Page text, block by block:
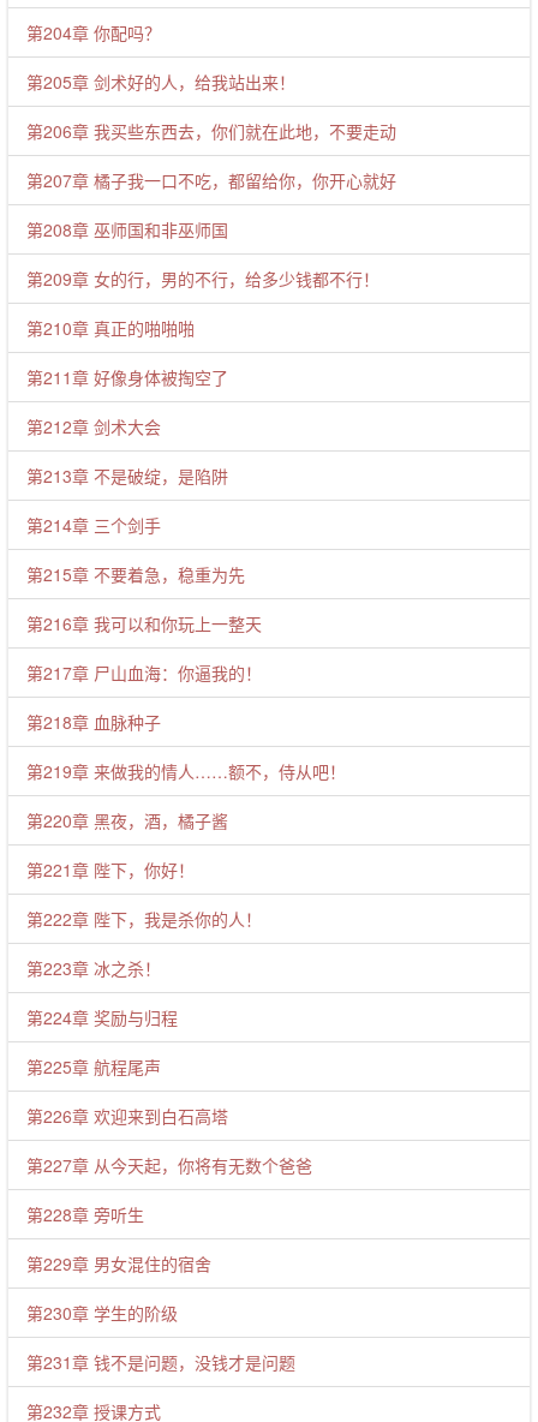
第204章 你配吗？
第205章 剑术好的人，给我站出来！
第206章 我买些东西去，你们就在此地，不要走动
第207章 橘子我一口不吃，都留给你，你开心就好
第208章 巫师国和非巫师国
第209章 女的行，男的不行，给多少钱都不行！
第210章 真正的啪啪啪
第211章 好像身体被掏空了
第212章 剑术大会
第213章 不是破绽，是陷阱
第214章 三个剑手
第215章 不要着急，稳重为先
第216章 我可以和你玩上一整天
第217章 尸山血海：你逼我的！
第218章 血脉种子
第219章 来做我的情人……额不，侍从吧！
第220章 黑夜，酒，橘子酱
第221章 陛下，你好！
第222章 陛下，我是杀你的人！
第223章 冰之杀！
第224章 奖励与归程
第225章 航程尾声
第226章 欢迎来到白石高塔
第227章 从今天起，你将有无数个爸爸
第228章 旁听生
第229章 男女混住的宿舍
第230章 学生的阶级
第231章 钱不是问题，没钱才是问题
第232章 授课方式